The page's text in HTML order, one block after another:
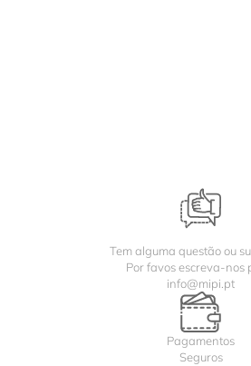
Tem alguma questão ou
Por favos escreva-nos
info@mipi.pt
Pagamentos
Seguros